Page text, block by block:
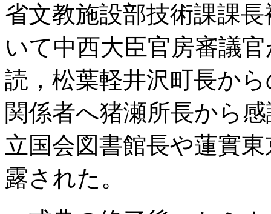
省文教施設部技術課課
いて中西大臣官房審議
読，松葉軽井沢町長か
関係者へ猪瀬所長から
立国会図書館長や蓮實
露された。